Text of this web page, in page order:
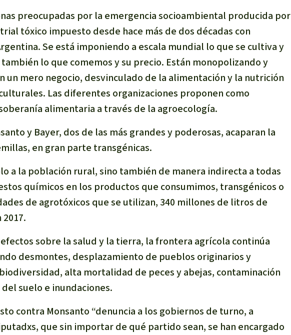
preocupadas por la emergencia socioambiental producida por
tóxico impuesto desde hace más de dos décadas con
Se está imponiendo a escala mundial lo que se cultiva y
lo que comemos y su precio. Están monopolizando y
un mero negocio, desvinculado de la alimentación y la nutrición
Las diferentes organizaciones proponen como
alimentaria a través de la agroecología.
y Bayer, dos de las más grandes y poderosas, acaparan la
en gran parte transgénicas.
a la población rural, sino también de manera indirecta a todas
químicos en los productos que consumimos, transgénicos o
de agrotóxicos que se utilizan, 340 millones de litros de
sobre la salud y la tierra, la frontera agrícola continúa
desmontes, desplazamiento de pueblos originarios y
alta mortalidad de peces y abejas, contaminación
suelo e inundaciones.
contra Monsanto “denuncia a los gobiernos de turno, a
que sin importar de qué partido sean, se han encargado